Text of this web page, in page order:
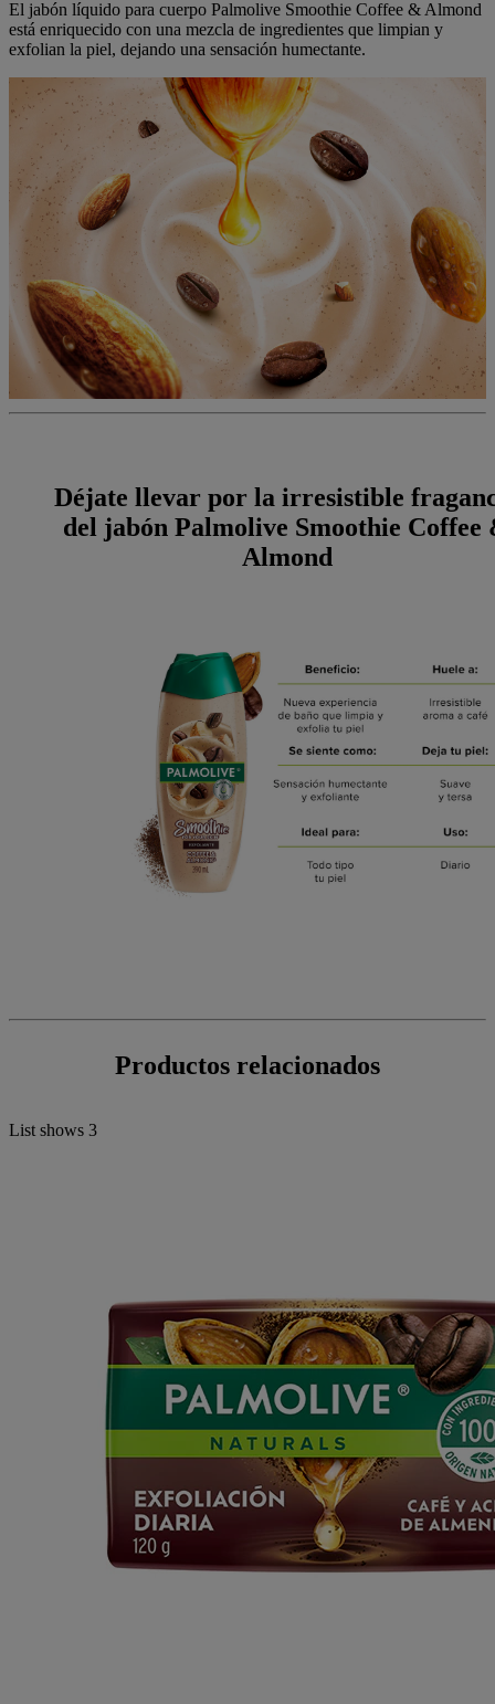
El jabón líquido para cuerpo Palmolive Smoothie Coffee & Almond
está enriquecido con una mezcla de ingredientes que limpian y
exfolian la piel, dejando una sensación humectante.
Déjate llevar por la irresistible
del jabón Palmolive Smoothie Coffee
Almond
Productos relacionados
List shows 3